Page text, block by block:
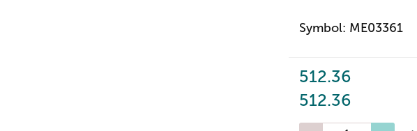
Symbol: ME03361
512.36
512.36